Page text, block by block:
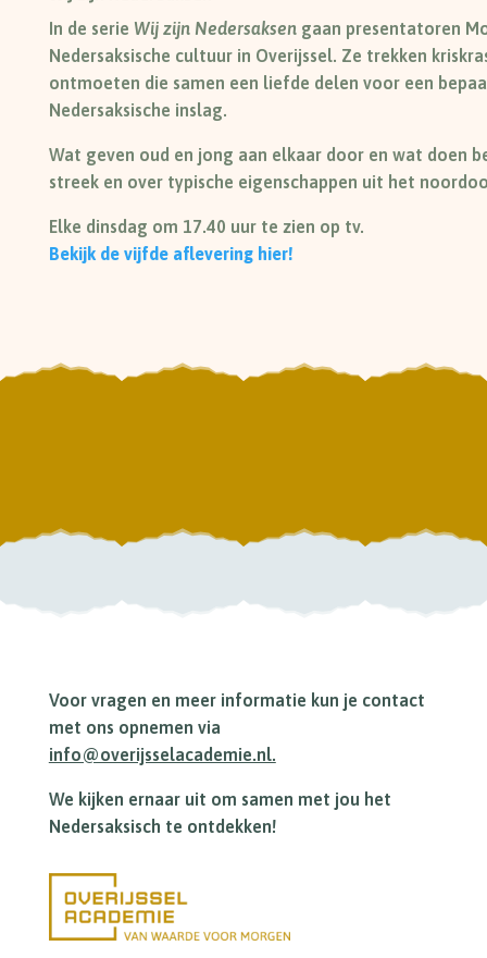
In de serie Wij zijn Nedersaksengaan presentatoren
Nedersaksische cultuur in Overijssel. Ze trekken
ontmoeten die samen een liefde delen voor een
Nedersaksische inslag.
Wat geven oud en jong aan elkaar door en wat doen
streek en over typische eigenschappen uit het
Elke dinsdag om 17.40 uur te zien op tv.
Bekijk de vijfde aflevering hier!
Voor vragen en meer informatie kun je contact
met ons opnemen via
info@overijsselacademie.nl.
We kijken ernaar uit om samen met jou het
Nedersaksisch te ontdekken!